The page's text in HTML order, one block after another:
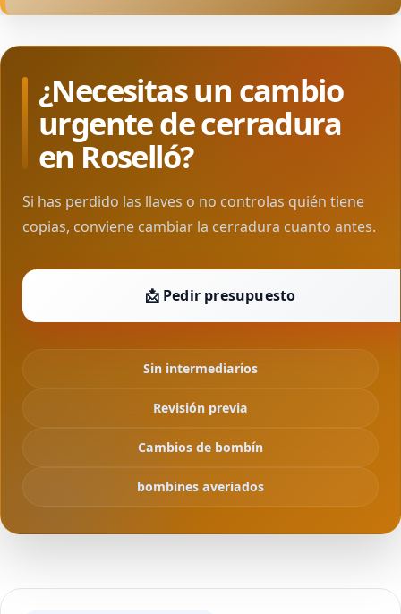
¿Necesitas un cambio
urgente de cerradura
en Roselló?
Si has perdido las llaves o no controlas quién tiene
copias, conviene cambiar la cerradura cuanto antes.
📩 Pedir presupuesto
Sin intermediarios
Revisión previa
Cambios de bombín
bombines averiados